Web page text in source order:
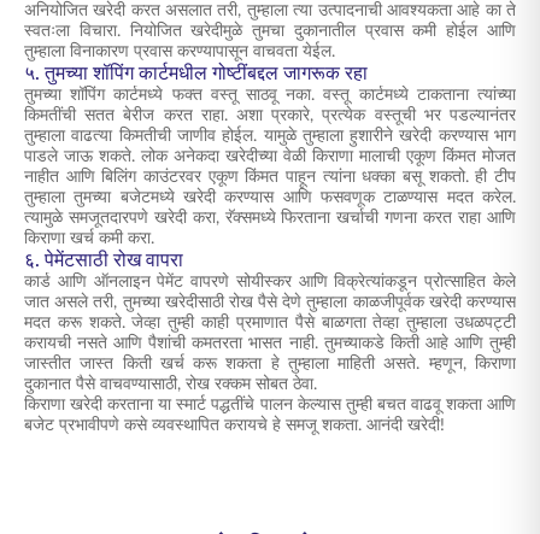
अनियोजित खरेदी करत असलात तरी, तुम्हाला त्या उत्पादनाची आवश्यकता आहे का ते
स्वतःला विचारा. नियोजित खरेदीमुळे तुमचा दुकानातील प्रवास कमी होईल आणि
तुम्हाला विनाकारण प्रवास करण्यापासून वाचवता येईल.
५. तुमच्या शॉपिंग कार्टमधील गोष्टींबद्दल जागरूक रहा
तुमच्या शॉपिंग कार्टमध्ये फक्त वस्तू साठवू नका. वस्तू कार्टमध्ये टाकताना त्यांच्या
किमतींची सतत बेरीज करत राहा. अशा प्रकारे, प्रत्येक वस्तूची भर पडल्यानंतर
तुम्हाला वाढत्या किमतीची जाणीव होईल. यामुळे तुम्हाला हुशारीने खरेदी करण्यास भाग
पाडले जाऊ शकते. लोक अनेकदा खरेदीच्या वेळी किराणा मालाची एकूण किंमत मोजत
नाहीत आणि बिलिंग काउंटरवर एकूण किंमत पाहून त्यांना धक्का बसू शकतो. ही टीप
तुम्हाला तुमच्या बजेटमध्ये खरेदी करण्यास आणि फसवणूक टाळण्यास मदत करेल.
त्यामुळे समजूतदारपणे खरेदी करा, रॅक्समध्ये फिरताना खर्चाची गणना करत राहा आणि
किराणा खर्च कमी करा.
६. पेमेंटसाठी रोख वापरा
कार्ड आणि ऑनलाइन पेमेंट वापरणे सोयीस्कर आणि विक्रेत्यांकडून प्रोत्साहित केले
जात असले तरी, तुमच्या खरेदीसाठी रोख पैसे देणे तुम्हाला काळजीपूर्वक खरेदी करण्यास
मदत करू शकते. जेव्हा तुम्ही काही प्रमाणात पैसे बाळगता तेव्हा तुम्हाला उधळपट्टी
करायची नसते आणि पैशांची कमतरता भासत नाही. तुमच्याकडे किती आहे आणि तुम्ही
जास्तीत जास्त किती खर्च करू शकता हे तुम्हाला माहिती असते. म्हणून, किराणा
दुकानात पैसे वाचवण्यासाठी, रोख रक्कम सोबत ठेवा.
किराणा खरेदी करताना या स्मार्ट पद्धतींचे पालन केल्यास तुम्ही बचत वाढवू शकता आणि
बजेट प्रभावीपणे कसे व्यवस्थापित करायचे हे समजू शकता. आनंदी खरेदी!